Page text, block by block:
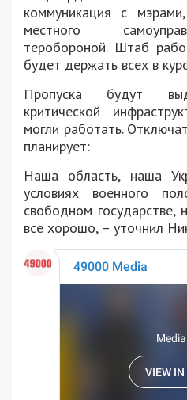
коммуникация с
местного
теробороной. Штаб
будет держать всех в
Пропуска будут
критической
могли работать.
планирует:
Наша область, наша
условиях военного
свободном
все хорошо, – уточнил